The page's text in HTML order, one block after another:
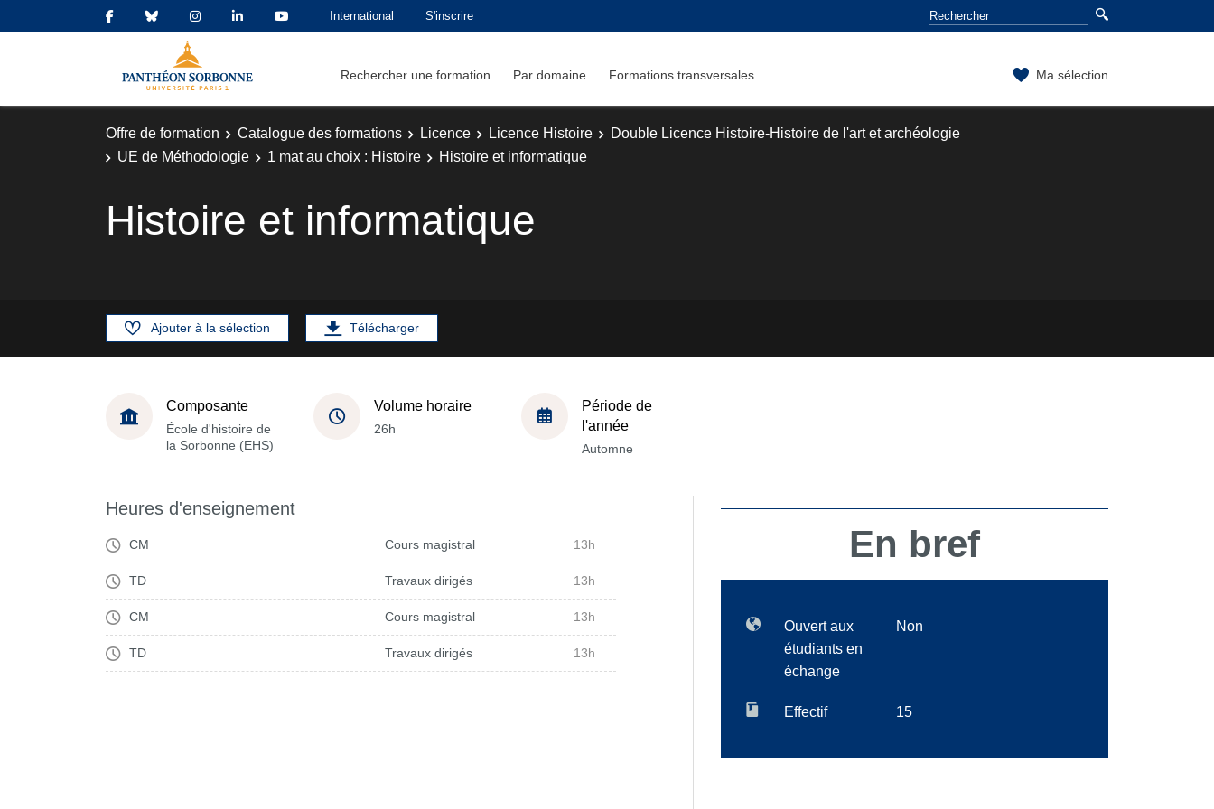
International S'inscrire
Rechercher une formation Par domaine Formations transversales Ma sélection
Offre de formation Catalogue des formations Licence Licence Histoire
Double Licence Histoire-Histoire de l'art et archéologie
UE de Méthodologie
1 mat au choix : Histoire Histoire et informatique
Histoire et informatique
Ajouter à la sélection Télécharger
Composante
École d'histoire de
la Sorbonne (EHS)
Volume horaire
26h
Période de
l'année
Automne
Heures d'enseignement
CM Cours magistral 13h
TD Travaux dirigés 13h
CM Cours magistral 13h
TD Travaux dirigés 13h
En bref
Ouvert aux
étudiants en
échange
Non
Effectif 15